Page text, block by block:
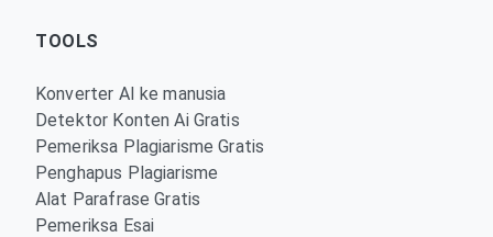
TOOLS
Konverter AI ke manusia
Detektor Konten Ai Gratis
Pemeriksa Plagiarisme Gratis
Penghapus Plagiarisme
Alat Parafrase Gratis
Pemeriksa Esai